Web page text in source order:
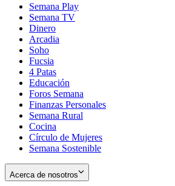
Semana Play
Semana TV
Dinero
Arcadia
Soho
in
new
window
Fucsia
in
new
window
4 Patas
Educación
Foros Semana
Finanzas Personales
Semana Rural
Cocina
Círculo de Mujeres
Semana Sostenible
Acerca de nosotros